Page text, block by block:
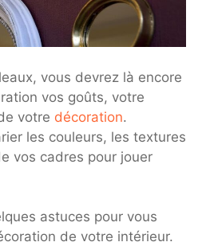
vous devrez là encore
vos goûts, votre
votre décoration.
les couleurs, les textures
vos cadres pour jouer
astuces pour vous
de votre intérieur.